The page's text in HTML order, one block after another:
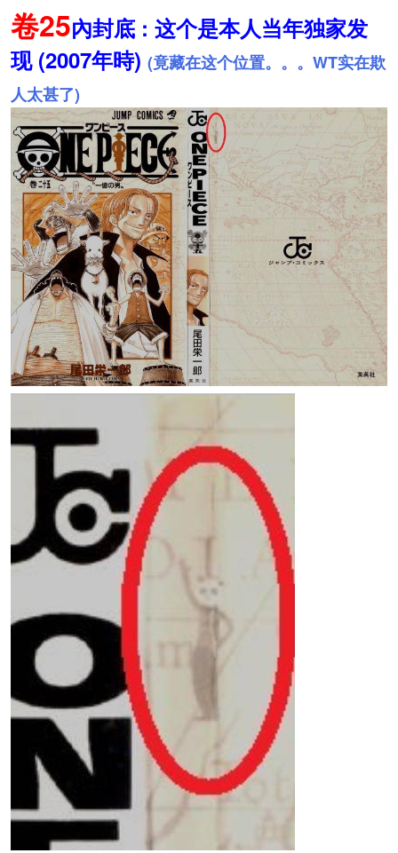
卷25內封底 : 这个是本人当年独家发
现 (2007年時) (竟藏在这个位置。。。WT实在欺
人太甚了)